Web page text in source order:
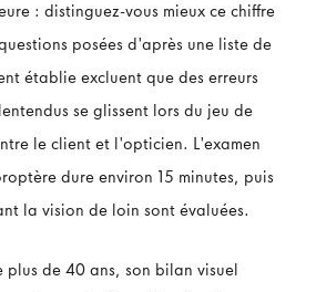
: distinguez-vous mieux ce chiffre
posées d'après une liste de
établie excluent que des erreurs
se glissent lors du jeu de
le client et l'opticien. L'examen
dure environ 15 minutes, puis
la vision de loin sont évaluées.
plus de 40 ans, son bilan visuel